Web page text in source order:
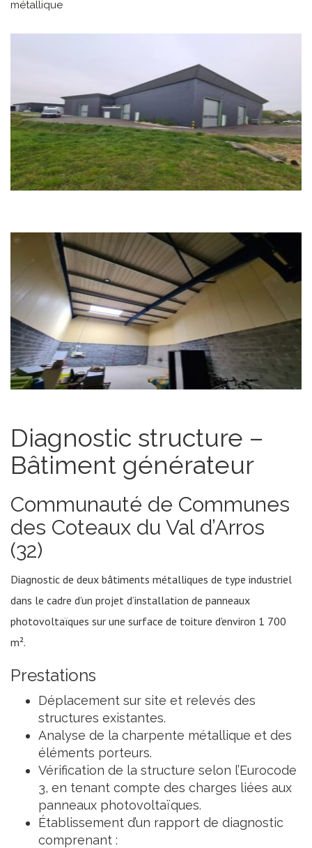
métallique
Diagnostic structure –
Bâtiment générateur
Communauté de Communes
des Coteaux du Val d’Arros
(32)
Diagnostic de deux bâtiments métalliques de type industriel
dans le cadre d’un projet d’installation de panneaux
photovoltaïques sur une surface de toiture d’environ 1 700
m².
Prestations
Déplacement sur site et relevés des
structures existantes.
Analyse de la charpente métallique et des
éléments porteurs.
Vérification de la structure selon l’Eurocode
3, en tenant compte des charges liées aux
panneaux photovoltaïques.
Établissement d’un rapport de diagnostic
comprenant :